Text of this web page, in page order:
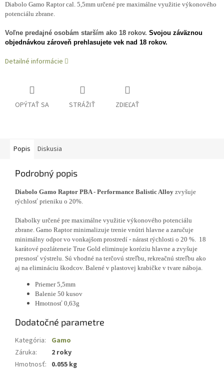
Diabolo Gamo Raptor cal. 5,5mm určené pre maximálne využitie výkonového
potenciálu zbrane.
Voľne predajné osobám starším ako 18 rokov. Svojou záväznou
objednávkou zároveň prehlasujete vek nad 18 rokov.
Detailné informácie
OPÝTAŤ SA STRÁŽIŤ ZDIEĽAŤ
Popis Diskusia
Podrobný popis
Diabolo Gamo Raptor PBA - Performance Balistic Alloy zvyšuje
rýchlosť prieniku o 20%.
Diabolky určené pre maximálne využitie výkonového potenciálu
zbrane. Gamo Raptor minimalizuje trenie vnútri hlavne a zaručuje
minimálny odpor vo vonkajšom prostredí - nárast rýchlosti o 20 %. 18
karátové pozláteneie True Gold eliminuje koróziu hlavne a zvyšuje
presnosť výstrelu. Sú vhodné na terčovú streľbu, rekreačnú streľbu ako
aj na elimináciu škodcov. Balené v plastovej krabičke v tvare náboja.
Priemer 5,5mm
Balenie 50 kusov
Hmotnosť 0,63g
Dodatočné parametre
Kategória:
Gamo
Záruka:
2 roky
Hmotnosť: 0.055 kg